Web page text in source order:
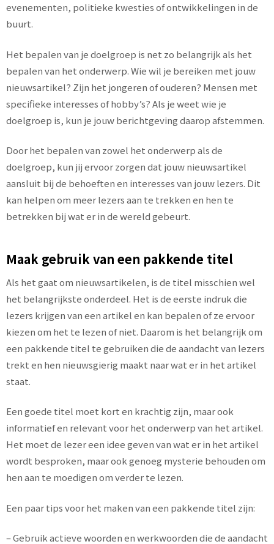
evenementen, politieke kwesties of ontwikkelingen in de
buurt.
Het bepalen van je doelgroep is net zo belangrijk als het
bepalen van het onderwerp. Wie wil je bereiken met jouw
nieuwsartikel? Zijn het jongeren of ouderen? Mensen met
specifieke interesses of hobby’s? Als je weet wie je
doelgroep is, kun je jouw berichtgeving daarop afstemmen.
Door het bepalen van zowel het onderwerp als de
doelgroep, kun jij ervoor zorgen dat jouw nieuwsartikel
aansluit bij de behoeften en interesses van jouw lezers. Dit
kan helpen om meer lezers aan te trekken en hen te
betrekken bij wat er in de wereld gebeurt.
Maak gebruik van een pakkende titel
Als het gaat om nieuwsartikelen, is de titel misschien wel
het belangrijkste onderdeel. Het is de eerste indruk die
lezers krijgen van een artikel en kan bepalen of ze ervoor
kiezen om het te lezen of niet. Daarom is het belangrijk om
een pakkende titel te gebruiken die de aandacht van lezers
trekt en hen nieuwsgierig maakt naar wat er in het artikel
staat.
Een goede titel moet kort en krachtig zijn, maar ook
informatief en relevant voor het onderwerp van het artikel.
Het moet de lezer een idee geven van wat er in het artikel
wordt besproken, maar ook genoeg mysterie behouden om
hen aan te moedigen om verder te lezen.
Een paar tips voor het maken van een pakkende titel zijn:
– Gebruik actieve woorden en werkwoorden die de aandacht